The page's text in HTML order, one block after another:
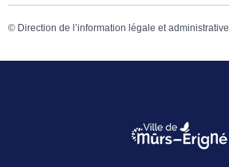
© Direction de l’information légale et administrative